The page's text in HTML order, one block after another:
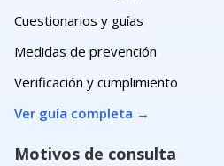
Cuestionarios y guías
Medidas de prevención
Verificación y cumplimiento
Ver guía completa →
Motivos de consulta